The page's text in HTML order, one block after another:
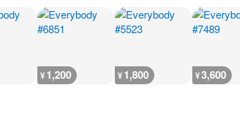
¥1,200 ¥1,800 ¥3,600